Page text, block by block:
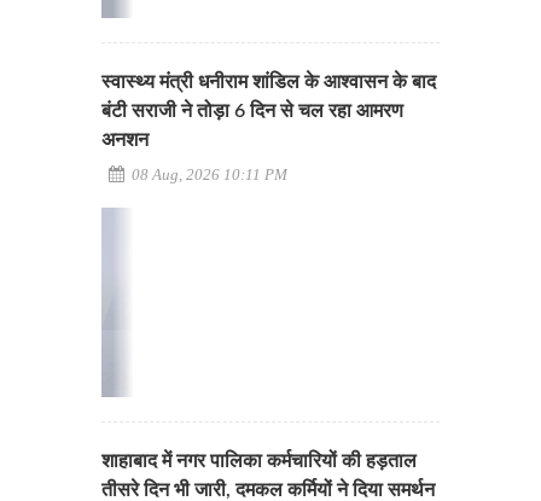
स्वास्थ्य मंत्री धनीराम शांडिल के आश्वासन के बाद
बंटी सराजी ने तोड़ा 6 दिन से चल रहा आमरण
अनशन
08 Aug, 2026 10:11 PM
शाहाबाद में नगर पालिका कर्मचारियों की हड़ताल
तीसरे दिन भी जारी, दमकल कर्मियों ने दिया समर्थन